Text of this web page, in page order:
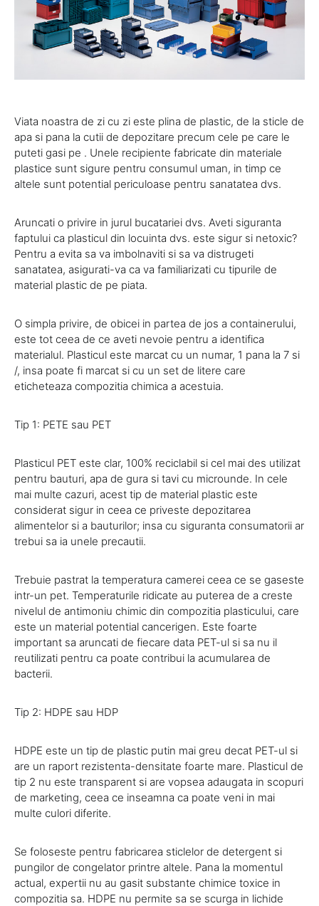
Viata noastra de zi cu zi este plina de plastic, de la sticle de
apa si pana la cutii de depozitare precum cele pe care le
puteti gasi pe . Unele recipiente fabricate din materiale
plastice sunt sigure pentru consumul uman, in timp ce
altele sunt potential periculoase pentru sanatatea dvs.
Aruncati o privire in jurul bucatariei dvs. Aveti siguranta
faptului ca plasticul din locuinta dvs. este sigur si netoxic?
Pentru a evita sa va imbolnaviti si sa va distrugeti
sanatatea, asigurati-va ca va familiarizati cu tipurile de
material plastic de pe piata.
O simpla privire, de obicei in partea de jos a containerului,
este tot ceea de ce aveti nevoie pentru a identifica
materialul. Plasticul este marcat cu un numar, 1 pana la 7 si
/, insa poate fi marcat si cu un set de litere care
eticheteaza compozitia chimica a acestuia.
Tip 1: PETE sau PET
Plasticul PET este clar, 100% reciclabil si cel mai des utilizat
pentru bauturi, apa de gura si tavi cu microunde. In cele
mai multe cazuri, acest tip de material plastic este
considerat sigur in ceea ce priveste depozitarea
alimentelor si a bauturilor; insa cu siguranta consumatorii ar
trebui sa ia unele precautii.
Trebuie pastrat la temperatura camerei ceea ce se gaseste
intr-un pet. Temperaturile ridicate au puterea de a creste
nivelul de antimoniu chimic din compozitia plasticului, care
este un material potential cancerigen. Este foarte
important sa aruncati de fiecare data PET-ul si sa nu il
reutilizati pentru ca poate contribui la acumularea de
bacterii.
Tip 2: HDPE sau HDP
HDPE este un tip de plastic putin mai greu decat PET-ul si
are un raport rezistenta-densitate foarte mare. Plasticul de
tip 2 nu este transparent si are vopsea adaugata in scopuri
de marketing, ceea ce inseamna ca poate veni in mai
multe culori diferite.
Se foloseste pentru fabricarea sticlelor de detergent si
pungilor de congelator printre altele. Pana la momentul
actual, expertii nu au gasit substante chimice toxice in
compozitia sa. HDPE nu permite sa se scurga in lichide